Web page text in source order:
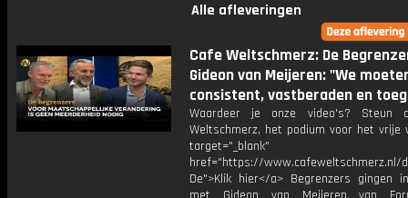
Alle afleveringen
Cafe Weltschmerz: De
Gideon van Meijeren: "We
consistent, vastberaden en
Waardeer je onze video's? Steun
Weltschmerz, het podium voor het vrije
target="_blank"
href="https://www.cafeweltschmerz.nl/
De">Klik hier</a> Begrenzers gingen